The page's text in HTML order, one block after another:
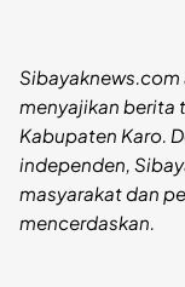
menyajikan berita
Kabupaten Karo.
independen,
masyarakat dan
mencerdaskan.